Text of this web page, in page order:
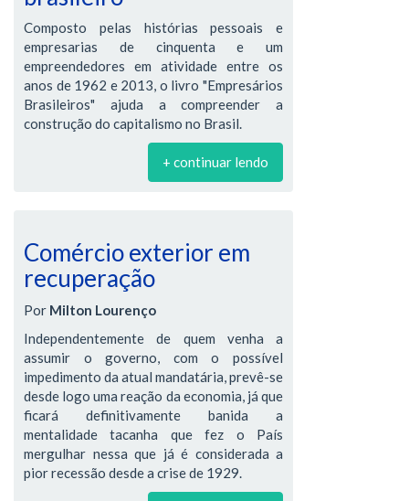
Composto pelas histórias pessoais e
empresarias de cinquenta e um
empreendedores em atividade entre os
anos de 1962 e 2013, o livro "Empresários
Brasileiros" ajuda a compreender a
construção do capitalismo no Brasil.
+ continuar lendo
Comércio exterior em
recuperação
Por Milton Lourenço
Independentemente de quem venha a
assumir o governo, com o possível
impedimento da atual mandatária, prevê-se
desde logo uma reação da economia, já que
ficará definitivamente banida a
mentalidade tacanha que fez o País
mergulhar nessa que já é considerada a
pior recessão desde a crise de 1929.